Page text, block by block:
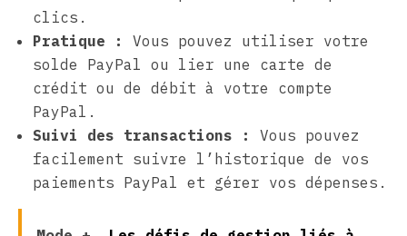
clics.
Pratique :
Vous pouvez utiliser votre
solde PayPal ou lier une carte de
crédit ou de débit à votre compte
PayPal.
Suivi des transactions :
Vous pouvez
facilement suivre l’historique de vos
paiements PayPal et gérer vos dépenses.